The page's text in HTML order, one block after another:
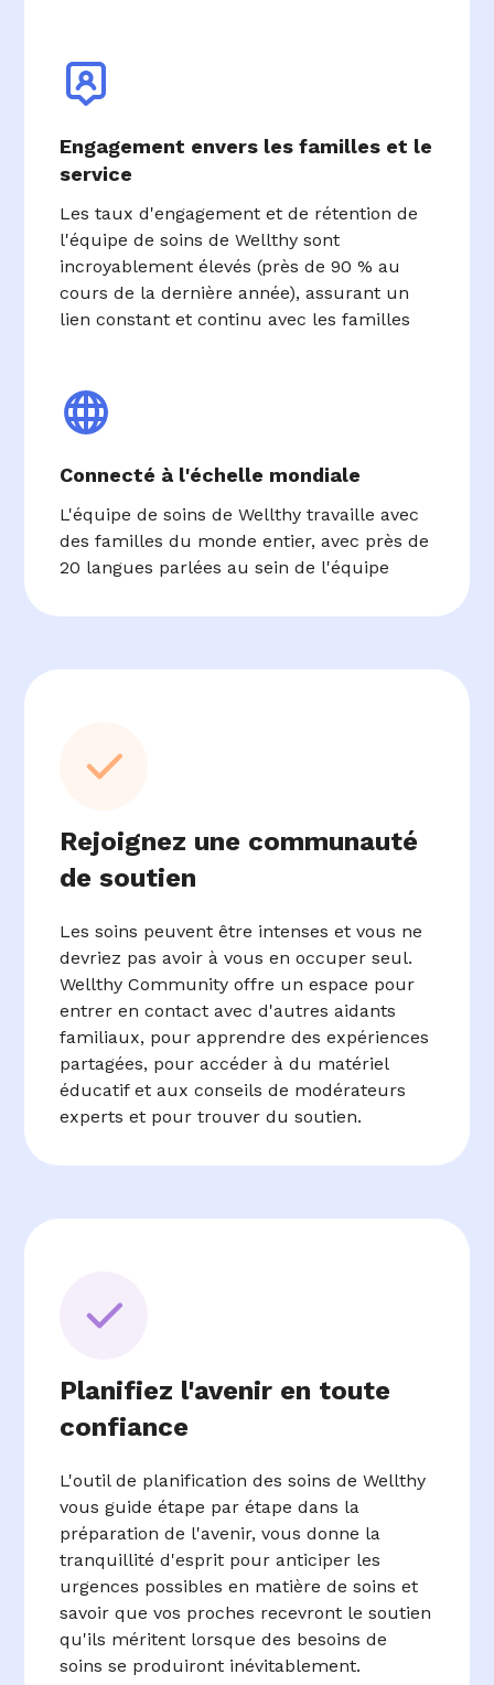
Engagement envers les familles et le
service
Les taux d'engagement et de rétention de
l'équipe de soins de Wellthy sont
incroyablement élevés (près de 90 % au
cours de la dernière année), assurant un
lien constant et continu avec les familles
Connecté à l'échelle mondiale
L'équipe de soins de Wellthy travaille avec
des familles du monde entier, avec près de
20 langues parlées au sein de l'équipe
Rejoignez une communauté
de soutien
Les soins peuvent être intenses et vous ne
devriez pas avoir à vous en occuper seul.
Wellthy Community offre un espace pour
entrer en contact avec d'autres aidants
familiaux, pour apprendre des expériences
partagées, pour accéder à du matériel
éducatif et aux conseils de modérateurs
experts et pour trouver du soutien.
Planifiez l'avenir en toute
confiance
L'outil de planification des soins de Wellthy
vous guide étape par étape dans la
préparation de l'avenir, vous donne la
tranquillité d'esprit pour anticiper les
urgences possibles en matière de soins et
savoir que vos proches recevront le soutien
qu'ils méritent lorsque des besoins de
soins se produiront inévitablement.